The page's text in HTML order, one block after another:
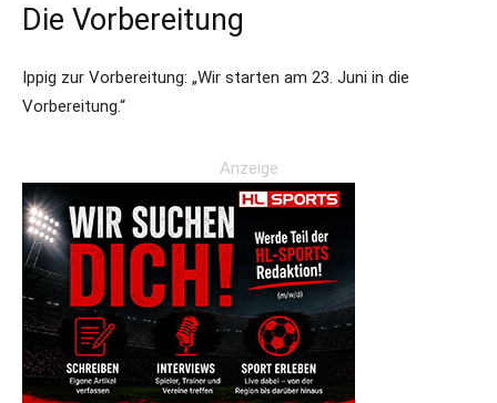
Die Vorbereitung
Ippig zur Vorbereitung: „Wir starten am 23. Juni in die
Vorbereitung.“
Anzeige